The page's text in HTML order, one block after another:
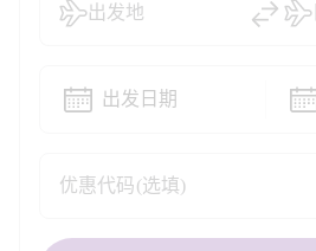
优惠代码(选填)
出发地
出发日期